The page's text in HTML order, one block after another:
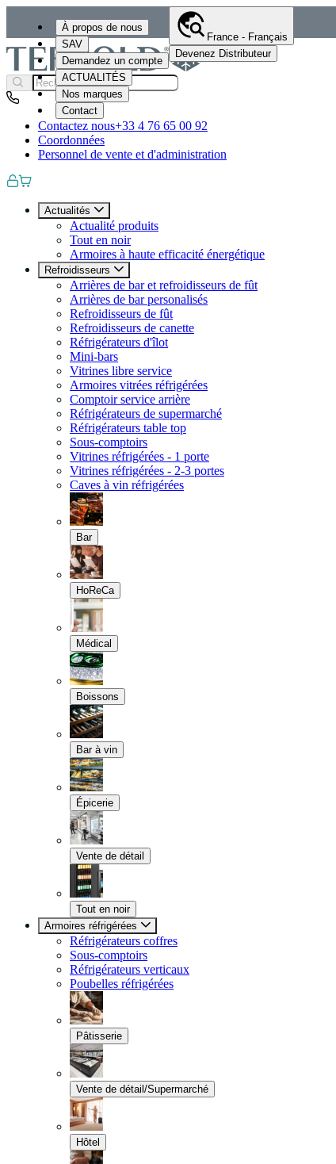
À propos de nous
SAV
Demandez un compte
ACTUALITÉS
Nos marques
Contact
France - Français
Devenez Distributeur
Contactez nous+33 4 76 65 00 92
Coordonnées
Personnel de vente et d'administration
Actualités
Actualité produits
Tout en noir
Armoires à haute efficacité énergétique
Refroidisseurs
Arrières de bar et refroidisseurs de fût
Arrières de bar personalisés
Refroidisseurs de fût
Refroidisseurs de canette
Réfrigérateurs d'îlot
Mini-bars
Vitrines libre service
Armoires vitrées réfrigérées
Comptoir service arrière
Réfrigérateurs de supermarché
Réfrigérateurs table top
Sous-comptoirs
Vitrines réfrigérées - 1 porte
Vitrines réfrigérées - 2-3 portes
Caves à vin réfrigérées
Bar
HoReCa
Médical
Boissons
Bar à vin
Épicerie
Vente de détail
Tout en noir
Armoires réfrigérées
Réfrigérateurs coffres
Sous-comptoirs
Réfrigérateurs verticaux
Poubelles réfrigérées
Pâtisserie
Vente de détail/Supermarché
Hôtel